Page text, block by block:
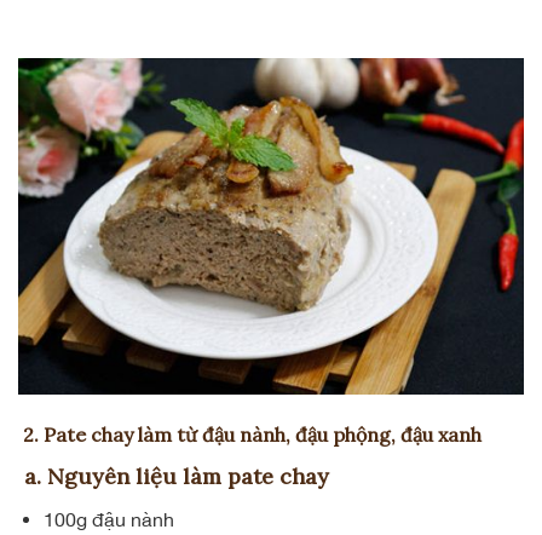
2. Pate chay làm từ đậu nành, đậu phộng, đậu xanh
a. Nguyên liệu làm pate chay
100g đậu nành